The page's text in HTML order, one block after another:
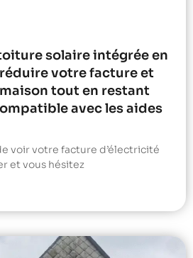
solaire intégrée en
votre facture et
tout en restant
avec les aides
voir votre facture d’électricité
et vous hésitez